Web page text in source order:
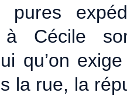
pures
à Cécile
qu’on
la rue, la